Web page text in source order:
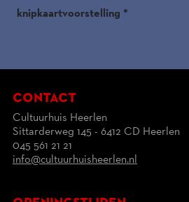
knipkaartvoorstelling *
contact
Cultuurhuis Heerlen
Sittarderweg 145 - 6412 CD Heerlen
045 561 21 21
info@cultuurhuisheerlen.nl